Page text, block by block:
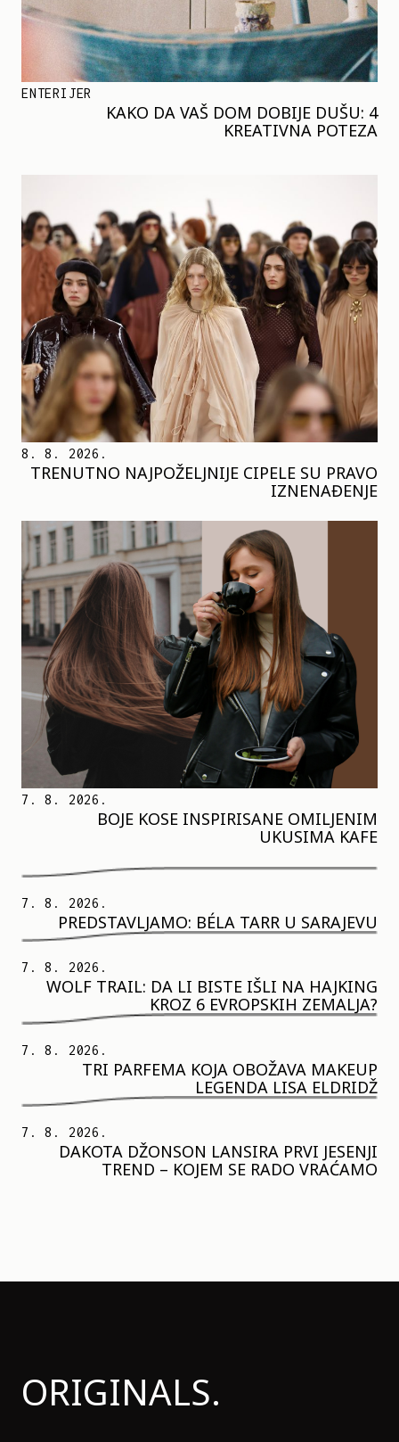
ENTERIJER
KAKO DA VAŠ DOM DOBIJE DUŠU: 4
KREATIVNA POTEZA
8. 8. 2026.
TRENUTNO NAJPOŽELJNIJE CIPELE SU PRAVO
IZNENAĐENJE
7. 8. 2026.
BOJE KOSE INSPIRISANE OMILJENIM
UKUSIMA KAFE
7. 8. 2026.
PREDSTAVLJAMO: BÉLA TARR U SARAJEVU
7. 8. 2026.
WOLF TRAIL: DA LI BISTE IŠLI NA HAJKING
KROZ 6 EVROPSKIH ZEMALJA?
7. 8. 2026.
TRI PARFEMA KOJA OBOŽAVA MAKEUP
LEGENDA LISA ELDRIDŽ
7. 8. 2026.
DAKOTA DŽONSON LANSIRA PRVI JESENJI
TREND – KOJEM SE RADO VRAĆAMO
ORIGINALS.